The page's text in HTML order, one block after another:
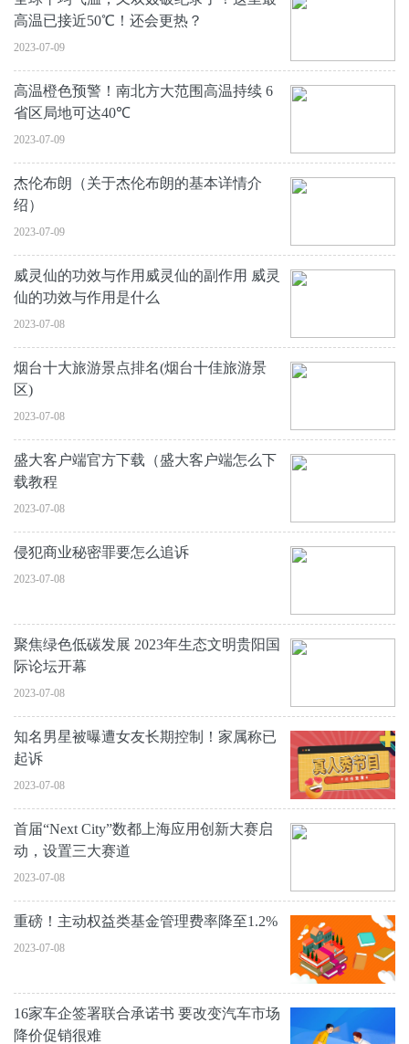
高温已接近50℃！还会更热？
2023-07-09
高温橙色预警！南北方大范围高温持续 6
省区局地可达40℃
2023-07-09
杰伦布朗（关于杰伦布朗的基本详情介
绍）
2023-07-09
威灵仙的功效与作用威灵仙的副作用 威灵
仙的功效与作用是什么
2023-07-08
烟台十大旅游景点排名(烟台十佳旅游景
区)
2023-07-08
盛大客户端官方下载（盛大客户端怎么下
载教程
2023-07-08
侵犯商业秘密罪要怎么追诉
2023-07-08
聚焦绿色低碳发展 2023年生态文明贵阳国
际论坛开幕
2023-07-08
知名男星被曝遭女友长期控制！家属称已
起诉
2023-07-08
首届“Next City”数都上海应用创新大赛启
动，设置三大赛道
2023-07-08
重磅！主动权益类基金管理费率降至1.2%
2023-07-08
16家车企签署联合承诺书 要改变汽车市场
降价促销很难